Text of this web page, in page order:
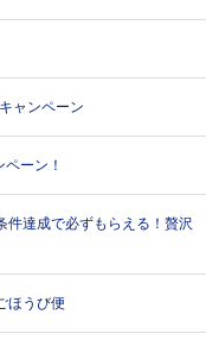
ャンペーン
ーン！
達成で必ずもらえる！贅沢
ほうび便